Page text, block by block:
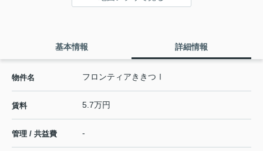
基本情報 詳細情報
物件名 フロンティアききつⅠ
賃料 5.7万円
管理 / 共益費 -